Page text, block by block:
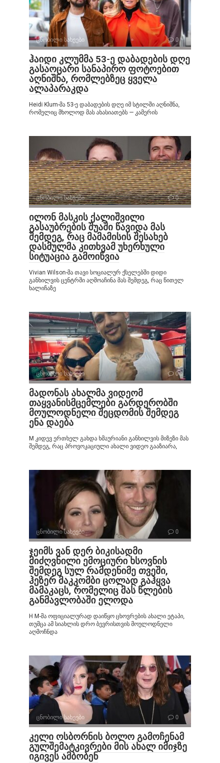
ცნობილი სახეები 0
ჰაიდი კლუმმა 53-ე დაბადების დღე
გასაოცარი სანაპირო ფოტოებით
აღნიშნა, რომლებზეც ყველა
ალაპარაკდა
Heidi Klum-მა 53-ე დაბადების დღე იმ სტილში აღნიშნა,
რომელიც მხოლოდ მას ახასიათებს — კამერის
ცნობილი სახეები 0
ილონ მასკის ქალიშვილი
გასაუბრების შუაში წავიდა მას
შემდეგ, რაც მამამისის შესახებ
დასმულმა კითხვამ უხერხული
სიტუაცია გამოიწვია
Vivian Wilson-მა თავი სოციალურ ქსელებში დიდი
განხილვის ცენტრში აღმოაჩინა მას შემდეგ, რაც წითელ
ხალიჩაზე
ცნობილი სახეები 0
მადონას ახალმა ვიდეომ
თაყვანისმცემლები გარდერობში
მოულოდნელი შეცდომის შემდეგ
ენა დაება
M კიდევ ერთხელ გახდა ხმაურიანი განხილვის მიზეზი მას
შემდეგ, რაც პროვოკაციული ახალი ვიდეო გააზიარა,
ცნობილი სახეები 0
ჯეიმს ვან დერ ბიკისადმი
მიძღვნილი ემოციური ხსოვნის
შემდეგ სულ რამდენიმე თვეში,
ჰეზერ მაკკომბი ცოლად გაჰყვა
მამაკაცს, რომელიც მას წლების
განმავლობაში ელოდა
H M-მა ოფიციალურად დაიწყო ცხოვრების ახალი ეტაპი,
თუმცა ამ სიახლის დრო ბევრისთვის მოულოდნელი
აღმოჩნდა
ცნობილი სახეები 0
კელი ოსბორნის ბოლო გამოჩენამ
გულშემატკივრები მის ახალ იმიჯზე
იგივეს ამბობენ